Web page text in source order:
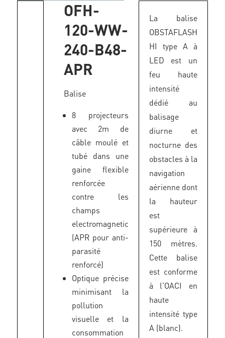
OFH-
120-WW-
240-B48-
APR
Balise
8 projecteurs
avec 2m de
câble moulé et
tubé dans une
gaine flexible
renforcée
contre les
champs
electromagnetic
(APR pour anti-
parasité
renforcé)
Optique précise
minimisant la
pollution
visuelle et la
consommation
La balise
OBSTAFLASH
HI type A à
LED est un
feu haute
intensité
dédié au
balisage
diurne et
nocturne des
obstacles à la
navigation
aérienne dont
la hauteur
est
supérieure à
150 mètres.
Cette balise
est conforme
à l'OACI en
haute
intensité type
A (blanc).